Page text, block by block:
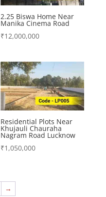
2.25 Biswa Home Near
Manika Cinema Road
₹12,000,000
Residential Plots Near
Khujauli Chauraha
Nagram Road Lucknow
₹1,050,000
→